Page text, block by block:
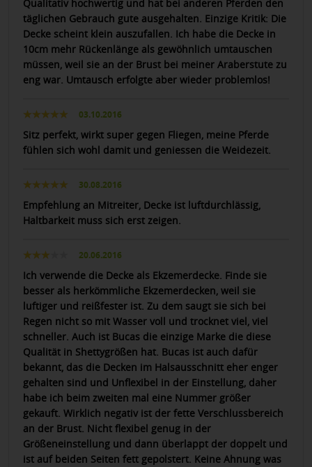
Qualitativ hochwertig und hat bei anderen Pferden den
täglichen Gebrauch gute ausgehalten. Einzige Kritik: Die
Decke scheint klein auszufallen. Ich habe die Decke in
10cm mehr Rückenlänge als gewöhnlich umtauschen
müssen, weil sie an der Brust bei meiner Araberstute zu
eng war. Umtausch erfolgte aber wieder problemlos!
03.10.2016
Sitz perfekt, wirkt super gegen Fliegen, meine Pferde
fühlen sich wohl damit und geniessen die Weidezeit.
30.08.2016
Empfehlung an Mitreiter, Decke ist luftdurchlässig,
Haltbarkeit muss sich erst zeigen.
20.06.2016
Ich verwende die Decke als Ekzemerdecke. Finde sie
besser als herkömmliche Ekzemerdecken, weil sie
luftiger und reißfester ist. Zu dem saugt sie sich bei
Regen nicht so mit Wasser voll und trocknet viel, viel
schneller. Auch ist Bucas die einzige Marke die diese
Qualität in Shettygrößen hat. Bucas ist auch dafür
bekannt, das die Decken im Halsausschnitt eher enger
gehalten sind und Unflexibel in der Einstellung, daher
habe ich beim zweiten mal eine Nummer größer
gekauft. Wirklich negativ ist der fette Verschlussbereich
an der Brust. Nicht flexibel genug in der
Größeneinstellung und dann überlappt der doppelt und
ist auf beiden Seiten fett gepolstert. Keine Ahnung was